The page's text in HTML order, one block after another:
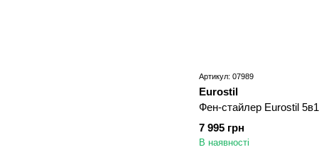
Артикул: 07989
Eurostil
Фен-стайлер Eurostil 5в1
7 995 грн
В наявності